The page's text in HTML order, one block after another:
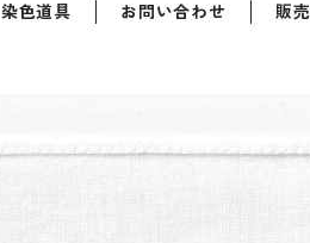
染色道具
お問い合わせ 販